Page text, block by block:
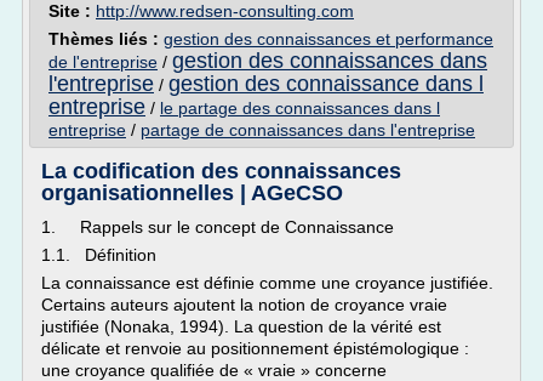
Site : http://www.redsen-consulting.com
Thèmes liés : gestion des connaissances et performance
de l'entreprise / gestion des connaissances dans
l'entreprise / gestion des connaissance dans l
entreprise / le partage des connaissances dans l
entreprise / partage de connaissances dans l'entreprise
La codification des connaissances
organisationnelles | AGeCSO
1. Rappels sur le concept de Connaissance
1.1. Définition
La connaissance est définie comme une croyance justifiée.
Certains auteurs ajoutent la notion de croyance vraie
justifiée (Nonaka, 1994). La question de la vérité est
délicate et renvoie au positionnement épistémologique :
une croyance qualifiée de « vraie » concerne